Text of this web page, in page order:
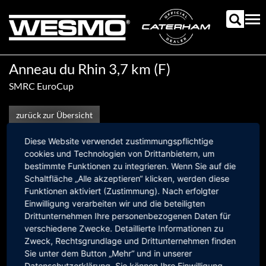
zum
Inhalt
Anneau du Rhin 3,7 km (F)
SMRC EuroCup
zurück zur Übersicht
Diese Website verwendet zustimmungspflichtige
cookies und Technologien von Drittanbietern, um
bestimmte Funktionen zu integrieren. Wenn Sie auf die
Schaltfläche „Alle akzeptieren“ klicken, werden diese
Funktionen aktiviert (Zustimmung). Nach erfolgter
Einwilligung verarbeiten wir und die beteiligten
Drittunternehmen Ihre personenbezogenen Daten für
verschiedene Zwecke. Detaillierte Informationen zu
Zweck, Rechtsgrundlage und Drittunternehmen finden
Sie unter dem Button „Mehr“ und in unserer